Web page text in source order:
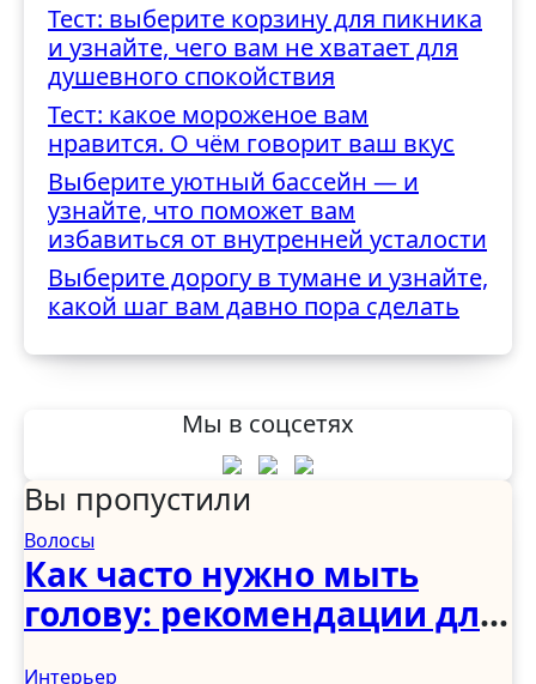
трудностями
Тест: выберите корзину для пикника
и узнайте, чего вам не хватает для
душевного спокойствия
Тест: какое мороженое вам
нравится. О чём говорит ваш вкус
Выберите уютный бассейн — и
узнайте, что поможет вам
избавиться от внутренней усталости
Выберите дорогу в тумане и узнайте,
какой шаг вам давно пора сделать
Мы в соцсетях
Вы пропустили
Волосы
Как часто нужно мыть
голову: рекомендации для
Интерьер